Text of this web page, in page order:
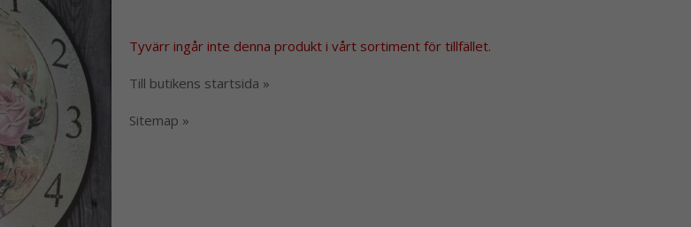
Tyvärr ingår inte denna produkt i vårt sortiment för tillfället.
Till butikens startsida »
Sitemap »